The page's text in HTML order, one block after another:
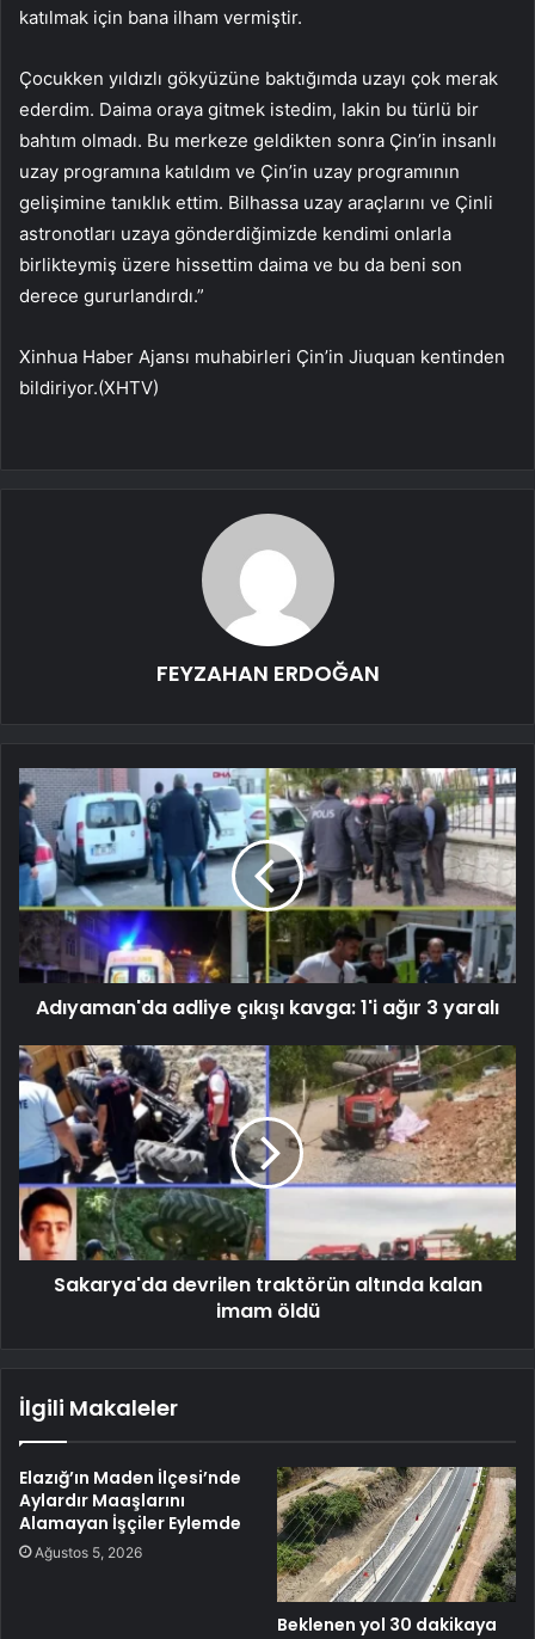
katılmak için bana ilham vermiştir.
Çocukken yıldızlı gökyüzüne baktığımda uzayı çok merak
ederdim. Daima oraya gitmek istedim, lakin bu türlü bir
bahtım olmadı. Bu merkeze geldikten sonra Çin’in insanlı
uzay programına katıldım ve Çin’in uzay programının
gelişimine tanıklık ettim. Bilhassa uzay araçlarını ve Çinli
astronotları uzaya gönderdiğimizde kendimi onlarla
birlikteymiş üzere hissettim daima ve bu da beni son
derece gururlandırdı.”
Xinhua Haber Ajansı muhabirleri Çin’in Jiuquan kentinden
bildiriyor.(XHTV)
FEYZAHAN ERDOĞAN
Adıyaman'da adliye çıkışı kavga: 1'i ağır 3 yaralı
Sakarya'da devrilen traktörün altında kalan
imam öldü
İlgili Makaleler
Elazığ’ın Maden İlçesi’nde
Aylardır Maaşlarını
Alamayan İşçiler Eylemde
Ağustos 5, 2026
Beklenen yol 30 dakikaya